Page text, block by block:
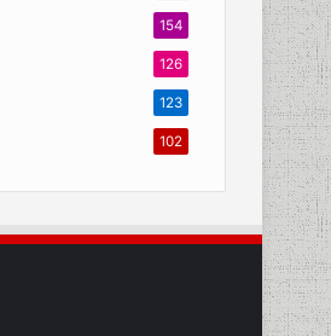
154
126
123
102